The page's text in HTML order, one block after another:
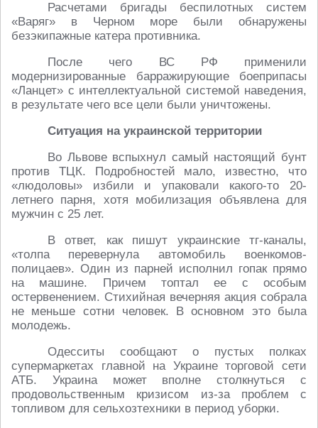
Расчетами бригады беспилотных систем
«Варяг» в Черном море были обнаружены
безэкипажные катера противника.
После чего ВС РФ применили
модернизированные барражирующие боеприпасы
«Ланцет» с интеллектуальной системой наведения,
в результате чего все цели были уничтожены.
Ситуация на украинской территории
Во Львове вспыхнул самый настоящий бунт
против ТЦК. Подробностей мало, известно, что
«людоловы» избили и упаковали какого-то 20-
летнего парня, хотя мобилизация объявлена для
мужчин с 25 лет.
В ответ, как пишут украинские тг-каналы,
«толпа перевернула автомобиль военкомов-
полицаев». Один из парней исполнил гопак прямо
на машине. Причем топтал ее с особым
остервенением. Стихийная вечерняя акция собрала
не меньше сотни человек. В основном это была
молодежь.
Одесситы сообщают о пустых полках
супермаркетах главной на Украине торговой сети
АТБ. Украина может вполне столкнуться с
продовольственным кризисом из-за проблем с
топливом для сельхозтехники в период уборки.